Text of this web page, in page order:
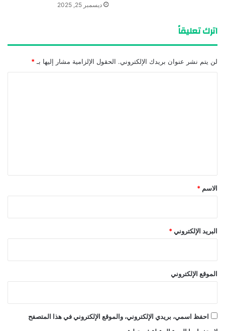
ديسمبر 25, 2025
اترك تعليقاً
لن يتم نشر عنوان بريدك الإلكتروني. الحقول الإلزامية مشار إليها بـ *
*
الاسم *
البريد الإلكتروني *
الموقع الإلكتروني
احفظ اسمي، بريدي الإلكتروني، والموقع الإلكتروني في هذا المتصفح